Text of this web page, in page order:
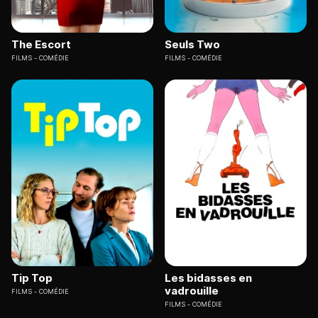
The Escort
FILMS COMÉDIE
Seuls Two
FILMS COMÉDIE
Tip Top
FILMS COMÉDIE
Les bidasses en
vadrouille
FILMS COMÉDIE